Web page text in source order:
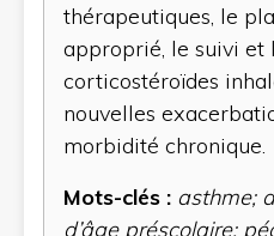
thérapeutiques, le
approprié, le suivi et
corticostéroïdes
nouvelles
morbidité chronique.
Mots-clés : asthme;
d’âge préscolaire;